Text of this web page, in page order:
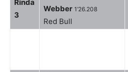
Rinda
3
Webber 1’26.208
Red Bull